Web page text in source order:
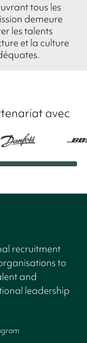
tous les
demeure
les talents
et la culture
avec
recruitment
to
and
leadership